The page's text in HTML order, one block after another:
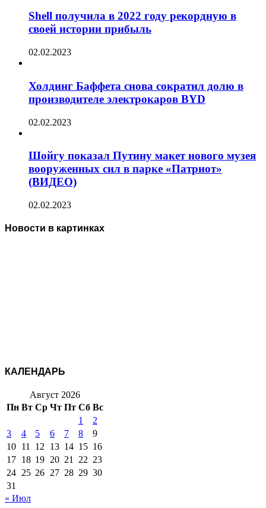
Shell получила в 2022 году рекордную в
своей истории прибыль
02.02.2023
Холдинг Баффета снова сократил долю в
производителе электрокаров BYD
02.02.2023
Шойгу показал Путину макет нового музея
вооруженных сил в парке «Патриот»
(ВИДЕО)
02.02.2023
Новости в картинках
КАЛЕНДАРЬ
Август 2026
Пн Вт Ср Чт Пт Сб Вс
1
2
3
4 5 6 7 8
9
10 11 12 13 14 15 16
17 18 19 20 21 22 23
24 25 26 27 28 29 30
31
« Июл